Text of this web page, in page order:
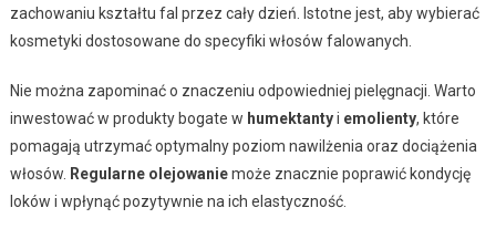
zachowaniu kształtu fal przez cały dzień. Istotne jest, aby wybierać
kosmetyki dostosowane do specyfiki włosów falowanych.
Nie można zapominać o znaczeniu odpowiedniej pielęgnacji. Warto
inwestować w produkty bogate w humektantyi emolienty, które
pomagają utrzymać optymalny poziom nawilżenia oraz dociążenia
włosów. Regularne olejowaniemoże znacznie poprawić kondycję
loków i wpłynąć pozytywnie na ich elastyczność.